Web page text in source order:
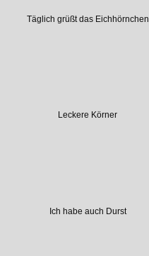
Täglich grüßt das Eichhörnchen
Leckere Körner
Ich habe auch Durst